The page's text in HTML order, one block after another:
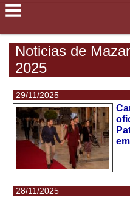
Noticias de
2025
29/11/2025
28/11/2025